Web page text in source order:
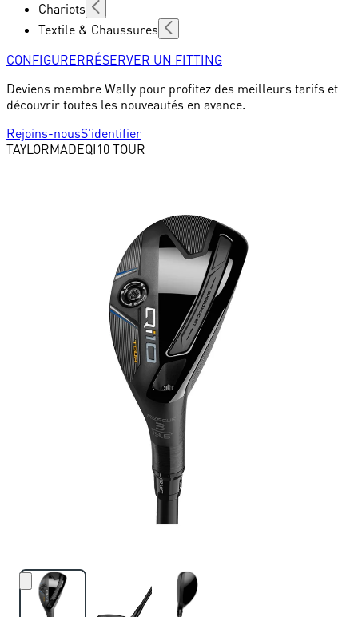
Chariots
Textile & Chaussures
CONFIGURERRÉSERVER UN FITTING
Deviens membre Wally pour profitez des meilleurs tarifs et
découvrir toutes les nouveautés en avance.
Rejoins-nousS'identifier
TAYLORMADEQI10 TOUR